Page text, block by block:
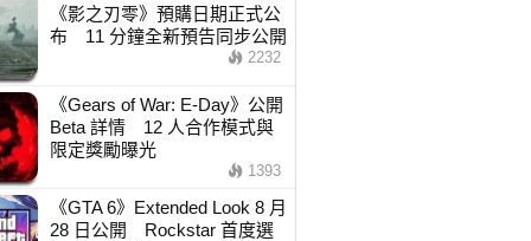
《影之刃零》預購日期正式公
布 11 分鐘全新預告同步公開
2232
《Gears of War: E-Day》公開
Beta 詳情 12 人合作模式與
限定獎勵曝光
1393
《GTA 6》Extended Look 8 月
28 日公開 Rockstar 首度選